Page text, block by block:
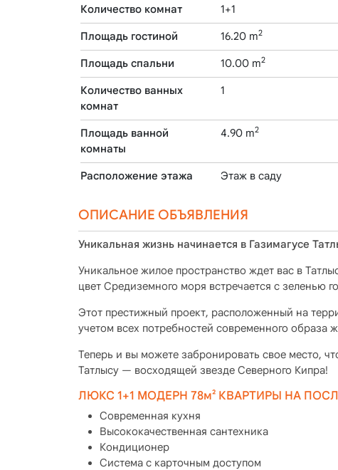
Количество комнат 1+1
Площадь гостиной 16.20 m2
Площадь спальни 10.00 m2
Количество ванных
комнат
1
Площадь ванной
комнаты
4.90 m2
Расположение этажа Этаж в саду
ОПИСАНИЕ ОБЪЯВЛЕНИЯ
Уникальная жизнь начинается в Газимагусе
Уникальное жилое пространство ждет вас в
цвет Средиземного моря встречается с зеленью
Этот престижный проект, расположенный на
учетом всех потребностей современного образа
Теперь и вы можете забронировать свое место,
Татлысу — восходящей звезде Северного Кипра!
ЛЮКС 1+1 МОДЕРН 78м² КВАРТИРЫ НА
Современная кухня
Высококачественная сантехника
Кондиционер
Система с карточным доступом